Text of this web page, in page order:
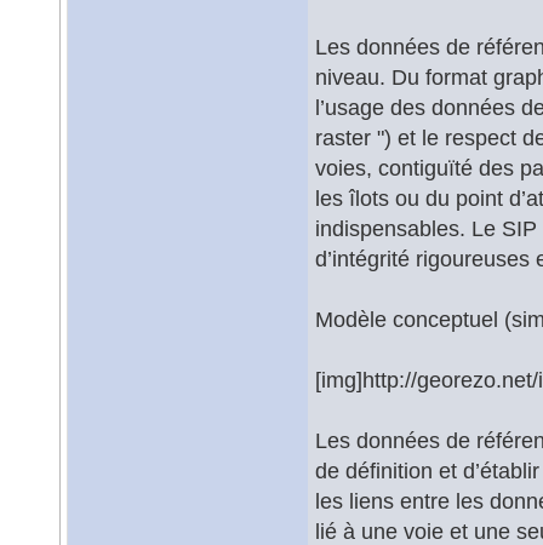
Les données de
niveau. Du format
l’usage des données
raster ") et le respect
voies, contiguïté des
les îlots ou du point
indispensables. Le
d’intégrité rigoureuses
Modèle conceptuel
[img]http://
Les données de
de définition et
les liens entre les
lié à une voie et une